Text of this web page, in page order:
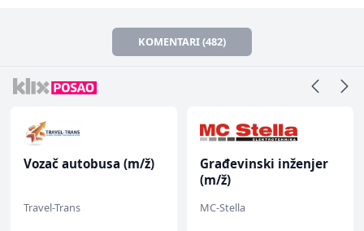
KOMENTARI (482)
Vozač autobusa (m/ž)
Travel-Trans
Građevinski inženjer
(m/ž)
MC-Stella